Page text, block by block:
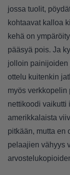
jossa tuolit,
kohtaavat kalloa
kehä on
pääsyä pois. Ja
jolloin painijoiden
ottelu kuitenkin
myös verkkopelin
nettikoodi vaikutti
amerikkalaista
pitkään, mutta en
pelaajien vähyys